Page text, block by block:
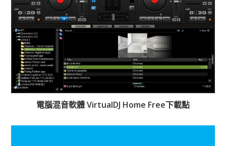
電腦混音軟體 VirtualDJ Home Free下載點